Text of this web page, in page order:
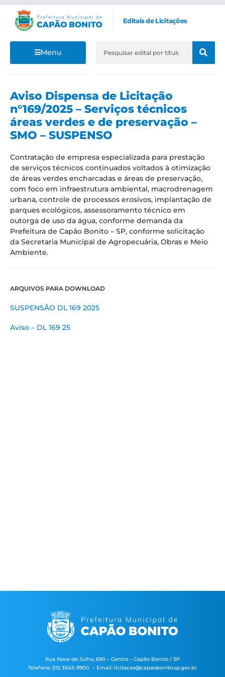
Editais de Licitações
Menu
Aviso Dispensa de Licitação
n°169/2025 – Serviços técnicos
áreas verdes e de preservação –
SMO – SUSPENSO
Contratação de empresa especializada para prestação
de serviços técnicos continuados voltados à otimização
de áreas verdes encharcadas e áreas de preservação,
com foco em infraestrutura ambiental, macrodrenagem
urbana, controle de processos erosivos, implantação de
parques ecológicos, assessoramento técnico em
outorga de uso da água, conforme demanda da
Prefeitura de Capão Bonito – SP, conforme solicitação
da Secretaria Municipal de Agropecuária, Obras e Meio
Ambiente.
ARQUIVOS PARA DOWNLOAD
SUSPENSÃO DL 169 2025
Aviso – DL 169 25
Rua Nove de Julho, 690 – Centro – Capão Bonito / SP
Telefone: (15) 3543-9900 – Email: licitacao@capaobonito.sp.gov.br